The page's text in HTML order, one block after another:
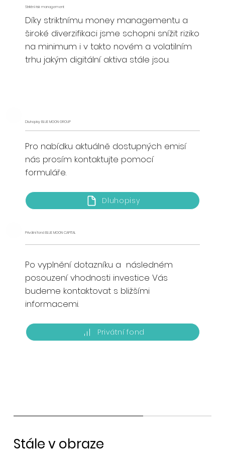
Striktní risk management
Díky striktnímu money managementu a
široké diverzifikaci jsme schopni snížit riziko
na minimum i v takto novém a volatilním
trhu jakým digitální aktiva stále jsou.
Stále v obraze
Pro nabídku aktuálně dostupných emisí
nás prosím kontaktujte pomocí
formuláře.
Dluhopisy BLUE MOON GROUP
Dluhopisy
Po vyplnění dotazníku a následném
posouzení vhodnosti investice Vás
budeme kontaktovat s bližšími
informacemi.
Privátní fond BLUE MOON CAPITAL
Privátní fond